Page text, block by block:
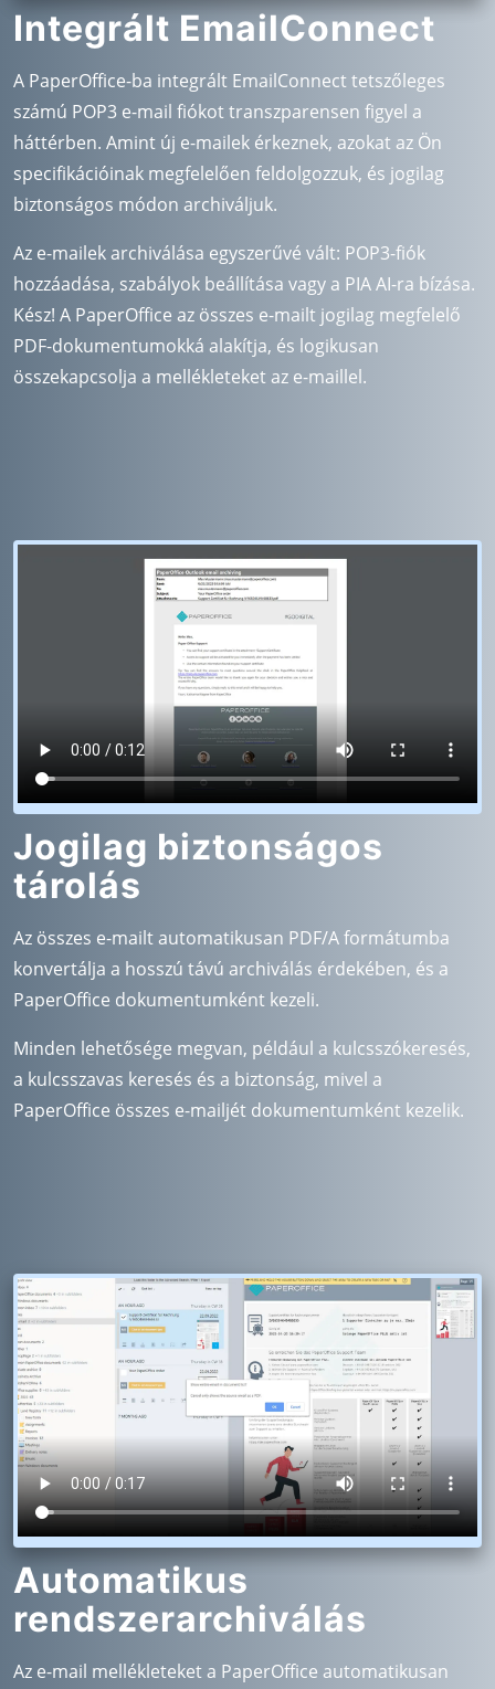
Integrált EmailConnect
A PaperOffice-ba integrált EmailConnect tetszőleges
számú POP3 e-mail fiókot transzparensen figyel a
háttérben. Amint új e-mailek érkeznek, azokat az Ön
specifikációinak megfelelően feldolgozzuk, és jogilag
biztonságos módon archiváljuk.
Az e-mailek archiválása egyszerűvé vált: POP3-fiók
hozzáadása, szabályok beállítása vagy a PIA AI-ra bízása.
Kész! A PaperOffice az összes e-mailt jogilag megfelelő
PDF-dokumentumokká alakítja, és logikusan
összekapcsolja a mellékleteket az e-maillel.
Jogilag biztonságos
tárolás
Az összes e-mailt automatikusan PDF/A formátumba
konvertálja a hosszú távú archiválás érdekében, és a
PaperOffice dokumentumként kezeli.
Minden lehetősége megvan, például a kulcsszókeresés,
a kulcsszavas keresés és a biztonság, mivel a
PaperOffice összes e-mailjét dokumentumként kezelik.
Automatikus
rendszerarchiválás
Az e-mail mellékleteket a PaperOffice automatikusan